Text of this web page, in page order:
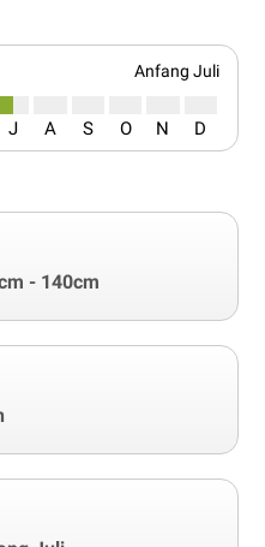
Anfang Juli
J A S O N D
- 140cm